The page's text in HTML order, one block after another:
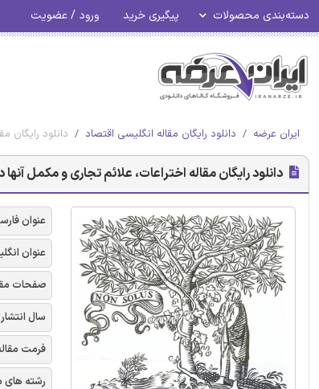
دسته‌بندی محصولات پیگیری خرید ورود / عضویت
ایران عرضه دانلود رایگان مقاله انگلیسی اقتصاد دانلود رایگان
دانلود رایگان مقاله اختراعات، علائم تجاری و مکمل
عنوان
عنوان
صفحات
سال انتشار
فرمت
رشته های